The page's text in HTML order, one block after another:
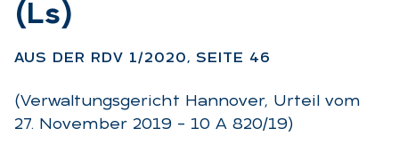
(Ls)
AUS DER RDV 1/2020, SEI­TE 46
(Verwaltungsgericht Hannover, Urteil vom
27. November 2019 – 10 A 820/19)